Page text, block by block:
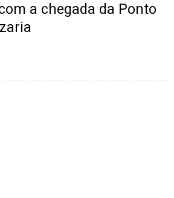
a chegada da Ponto